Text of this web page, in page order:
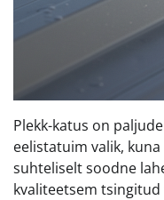
Plekk-katus on
eelistatuim valik,
suhteliselt soodne
kvaliteetsem